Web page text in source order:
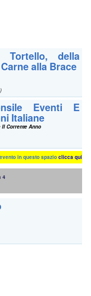
della
alla Brace
Eventi E
Italiane
Il Corrente Anno
in questo spazioclicca qui
4